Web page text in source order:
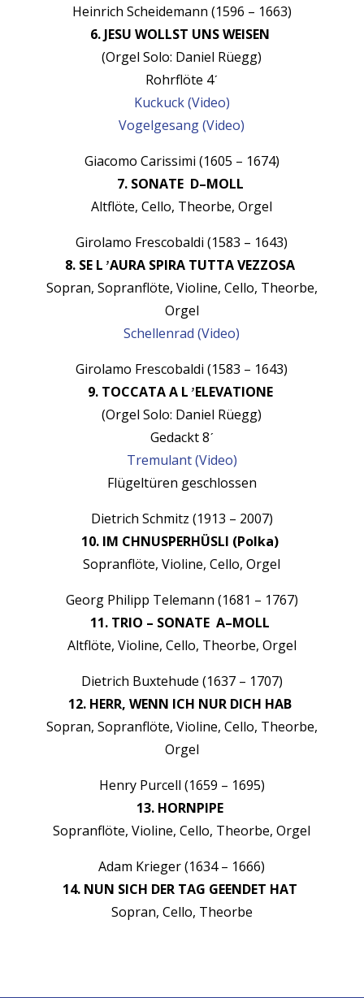
Hein­rich Schei­de­mann (1596 – 1663)
6. JESU WOLLST UNS WEISEN
(Orgel Solo: Daniel Rüegg)
Rohrflöte 4ˊ
Kuck­uck (Video)
Vogelge­sang (Video)
Gia­co­mo Caris­si­mi (1605 – 1674)
7. SONATE D–MOLL
Alt­flöte, Cel­lo, The­o­rbe, Orgel
Giro­lamo Fres­cobal­di (1583 – 1643)
8. SE L ̛ AURA SPIRA TUTTA VEZZOSA
Sopran, Sopran­flöte, Vio­line, Cel­lo, The­o­rbe,
Orgel
Schel­len­rad (Video)
Giro­lamo Fres­cobal­di (1583 – 1643)
9. TOCCATA A L ̛ ELEVATIONE
(Orgel Solo: Daniel Rüegg)
Gedackt 8ˊ
Trem­u­lant (Video)
Flügeltüren geschlossen
Diet­rich Schmitz (1913 – 2007)
10. IM CHNUSPERHÜSLI (Pol­ka)
Sopran­flöte, Vio­line, Cel­lo, Orgel
Georg Philipp Tele­mann (1681 – 1767)
11. TRIO – SONATE A–MOLL
Alt­flöte, Vio­line, Cel­lo, The­o­rbe, Orgel
Diet­rich Bux­te­hude (1637 – 1707)
12. HERR, WENN ICH NUR DICH HAB
Sopran, Sopran­flöte, Vio­line, Cel­lo, The­o­rbe,
Orgel
Hen­ry Pur­cell (1659 – 1695)
13. HORNPIPE
Sopran­flöte, Vio­line, Cel­lo, The­o­rbe, Orgel
Adam Krieger (1634 – 1666)
14. NUN SICH DER TAG GEENDET HAT
Sopran, Cel­lo, The­o­rbe